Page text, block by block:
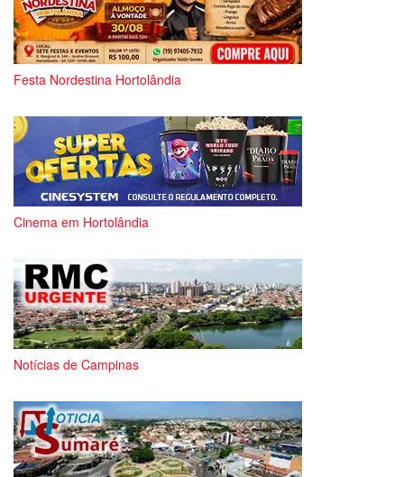
Festa Nordestina Hortolândia
Cinema em Hortolândia
Notícias de Campinas